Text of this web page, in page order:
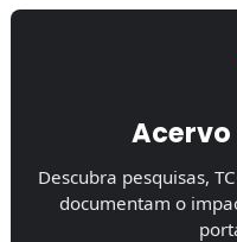
Descubra pesquisas,
documentam o